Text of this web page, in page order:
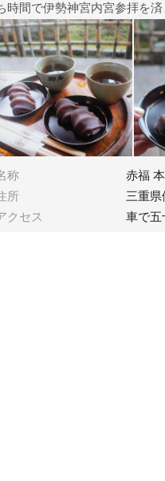
時間で伊勢神宮内宮参拝を済
称
赤福
所
三重
クセス
車で五